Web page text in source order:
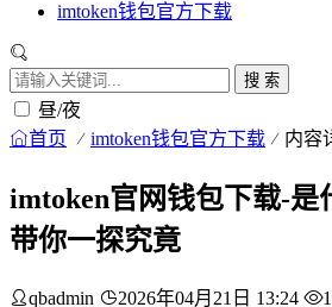
imtoken钱包官方下载
搜 索
昼/夜
首页 imtoken钱包官方下载 内容
imtoken官网钱包下载-是
带你一探究竟
qbadmin 2026年04月21日 13:24